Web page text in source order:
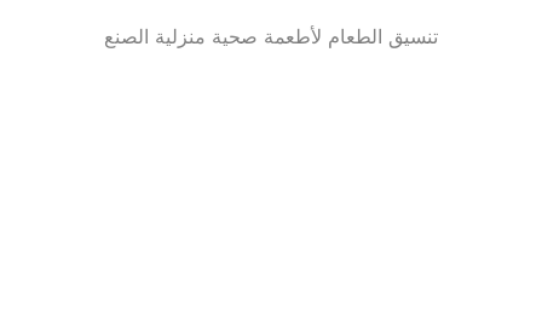
تنسيق الطعام لأطعمة صحية منزلية الصنع